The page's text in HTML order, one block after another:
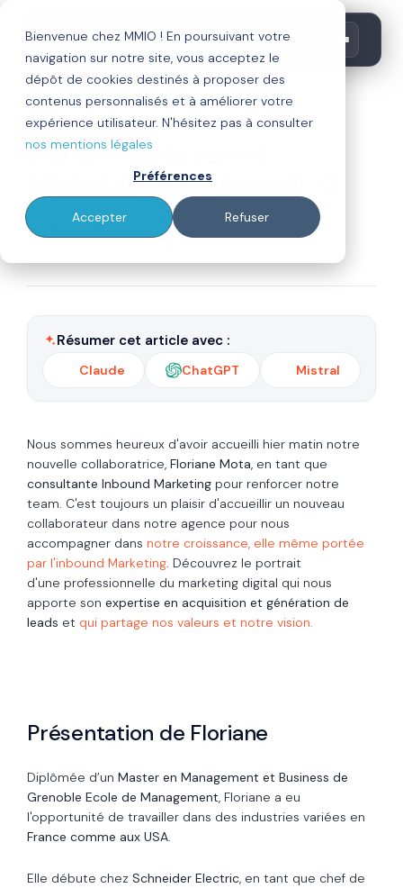
Bienvenue chez MMIO ! En poursuivant votre
navigation sur notre site, vous acceptez le
dépôt de cookies destinés à proposer des
contenus personnalisés et à améliorer votre
expérience utilisateur. N'hésitez pas à consulter
nos mentions légales
Préférences
Accepter Refuser
agence mmio
Floriane Mota rejoint
Marketing Management IO
Par Thierry Calderon
Publié le 20/02/18
Résumer cet article avec :
Claude ChatGPT Mistral
Nous sommes heureux d'avoir accueilli hier matin notre
nouvelle collaboratrice, Floriane Mota, en tant que
consultante Inbound Marketing pour renforcer notre
team. C'est toujours un plaisir d'accueillir un nouveau
collaborateur dans notre agence pour nous
accompagner dans notre croissance, elle même portée
par l'inbound Marketing. Découvrez le portrait
d'une professionnelle du marketing digital qui nous
apporte son expertise en acquisition et génération de
leads et qui partage nos valeurs et notre vision.
Présentation de Floriane
Diplômée d’un Master en Management et Business de
Grenoble Ecole de Management, Floriane a eu
l'opportunité de travailler dans des industries variées en
France comme aux USA.
Elle débute chez Schneider Electric, en tant que chef de